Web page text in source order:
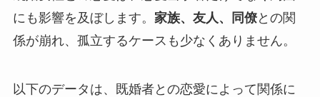
にも影響を及ぼします。 家族、友人、同僚との関
係が崩れ、孤立するケースも少なくありません。
以下のデータは、既婚者との恋愛によって関係に